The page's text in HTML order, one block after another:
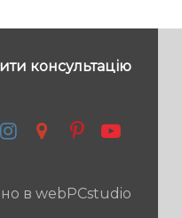
консультацію
в webPCstudio